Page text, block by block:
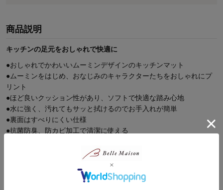
商品説明
キッチンの足元をおしゃれで快適に
●おしゃれでかわいいムーミンデザインのキッチンマット
●ムーミンをはじめ、おなじみのキャラクターたちをおしゃれにプ
リント
●ほど良いクッション性があり、ソフトで快適な踏み心地
●水に強く、汚れてもサッと拭けるのでお手入れが簡単
●裏面はすべりにくい仕様
●抗菌防臭、防カビ加工で清潔に使える